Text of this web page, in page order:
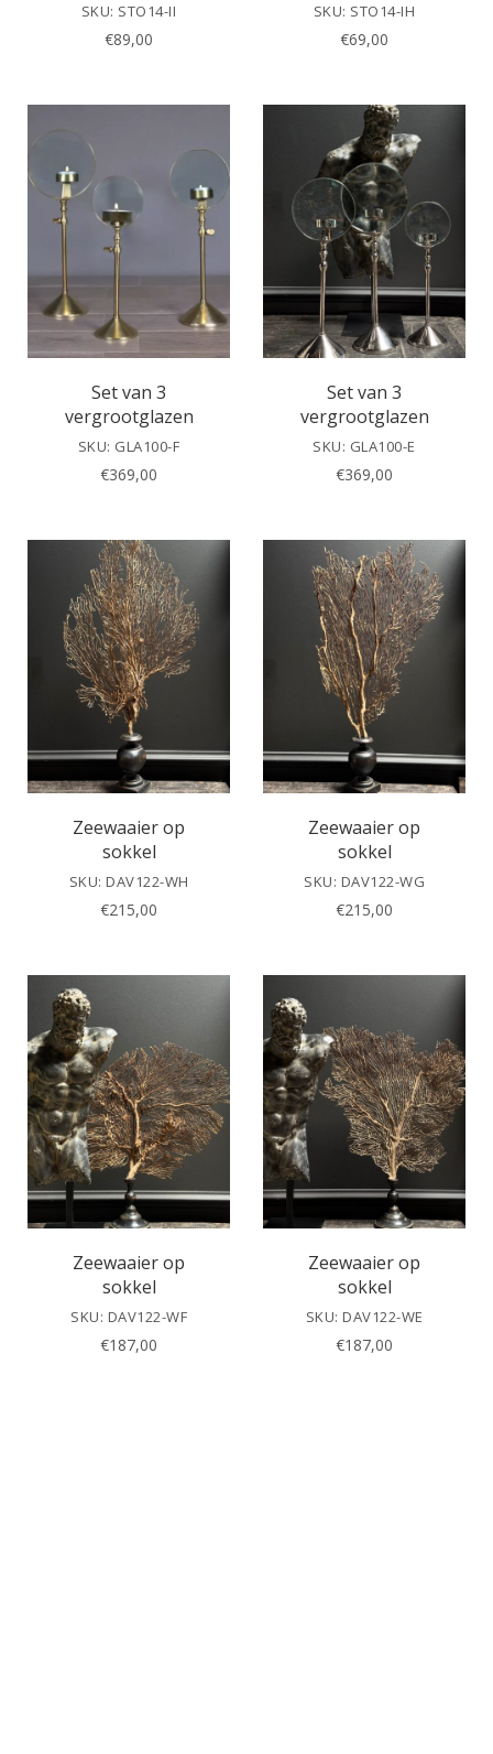
SKU: STO14-II
€89,00
SKU: STO14-IH
€69,00
Set van 3
vergrootglazen
SKU: GLA100-F
€369,00
Set van 3
vergrootglazen
SKU: GLA100-E
€369,00
Zeewaaier op
sokkel
SKU: DAV122-WH
€215,00
Zeewaaier op
sokkel
SKU: DAV122-WG
€215,00
Zeewaaier op
sokkel
SKU: DAV122-WF
€187,00
Zeewaaier op
sokkel
SKU: DAV122-WE
€187,00